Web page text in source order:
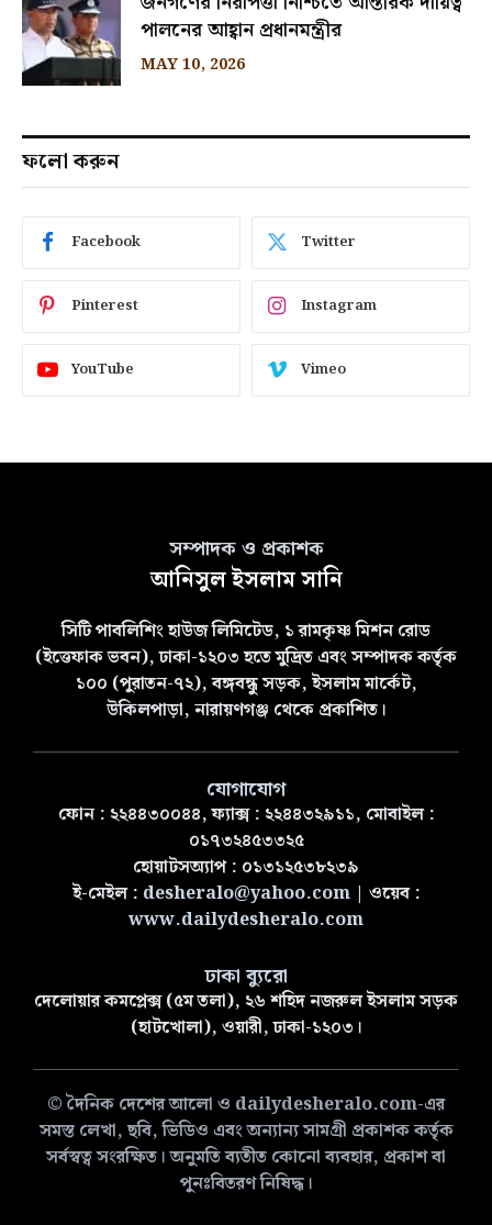
পালনের আহ্বান প্রধানমন্ত্রীর
MAY 10, 2026
ফলো করুন
Facebook Twitter
Pinterest Instagram
YouTube Vimeo
সম্পাদক ও প্রকাশক
আনিসুল ইসলাম সানি
সিটি পাবলিশিং হাউজ লিমিটেড, ১ রামকৃষ্ণ মিশন রোড
(ইত্তেফাক ভবন), ঢাকা-১২০৩ হতে মুদ্রিত এবং সম্পাদক কর্তৃক
১০০ (পুরাতন-৭২), বঙ্গবন্ধু সড়ক, ইসলাম মার্কেট,
উকিলপাড়া, নারায়ণগঞ্জ থেকে প্রকাশিত।
যোগাযোগ
ফোন : ২২৪৪৩০০৪৪, ফ্যাক্স : ২২৪৪৩২৯১১, মোবাইল :
০১৭৩২৪৫৩৩২৫
হোয়াটসঅ্যাপ : ০১৩১২৫৩৮২৩৯
ই-মেইল : desheralo@yahoo.com| ওয়েব :
www.dailydesheralo.com
ঢাকা ব্যুরো
দেলোয়ার কমপ্লেক্স (৫ম তলা), ২৬ শহিদ নজরুল ইসলাম সড়ক
(হাটখোলা), ওয়ারী, ঢাকা-১২০৩।
© দৈনিক দেশের আলো ও dailydesheralo.com-এর
সমস্ত লেখা, ছবি, ভিডিও এবং অন্যান্য সামগ্রী প্রকাশক কর্তৃক
সর্বস্বত্ব সংরক্ষিত। অনুমতি ব্যতীত কোনো ব্যবহার, প্রকাশ বা
পুনঃবিতরণ নিষিদ্ধ।